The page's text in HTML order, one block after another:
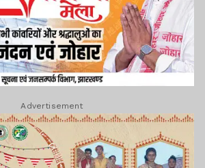
Advertisement